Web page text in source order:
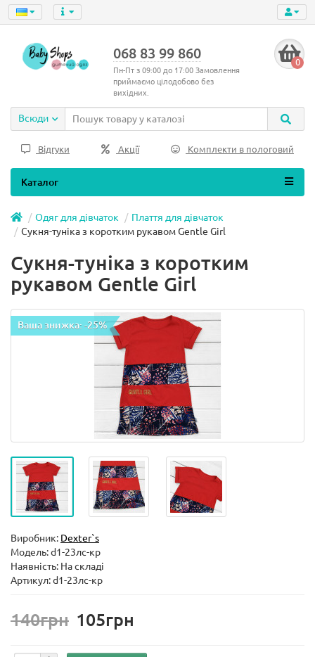
068 83 99 860
Пн-Пт з 09:00 до 17:00 Замовлення
приймаємо цілодобово без
вихідних.
0
Всюди
Відгуки Акції Комплекти в пологовий
Каталог
Одяг для дівчаток
Плаття для дівчаток
Сукня-туніка з коротким рукавом Gentle Girl
Сукня-туніка з коротким
рукавом Gentle Girl
Ваша знижка: -25%
Виробник: Dexter`s
Модель:d1-23лс-кр
Наявність: На складі
Артикул: d1-23лс-кр
140грн 105грн